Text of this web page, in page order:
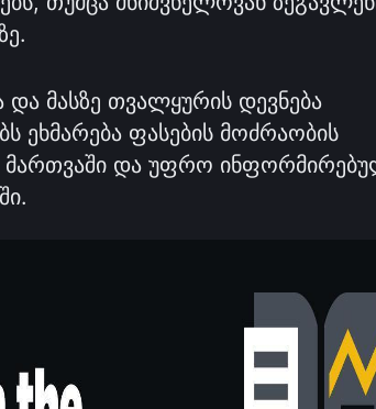
და მასზე თვალყურის დევნება
ეხმარება ფასების მოძრაობის
მართვაში და უფრო